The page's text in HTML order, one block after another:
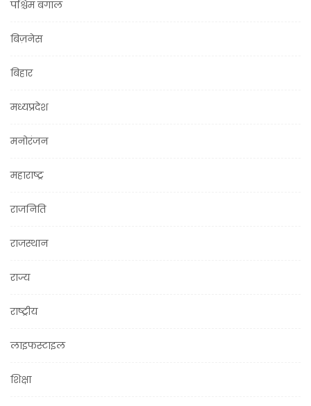
पश्चिम बंगाल
बिज़नेस
बिहार
मध्यप्रदेश
मनोरंजन
महाराष्ट्र
राजनिति
राजस्थान
राज्य
राष्ट्रीय
लाइफस्टाइल
शिक्षा